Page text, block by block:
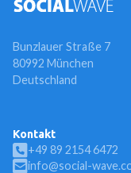
Bunzlauer Straße 7
80992 München
Deutschland
Kontakt
+49 89 2154 6472
info@social-